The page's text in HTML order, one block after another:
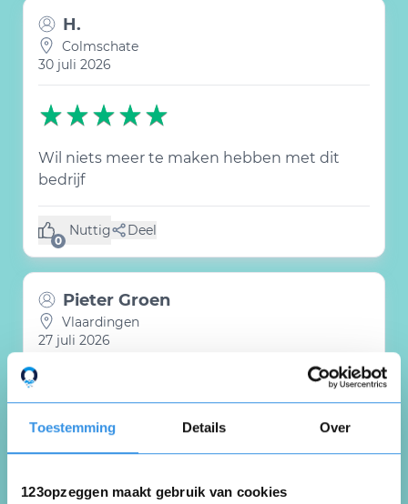
Toestemming Details Over
123opzeggen maakt gebruik van cookies
H.
Colmschate
30 juli 2026
Wil niets meer te maken hebben met dit
bedrijf
0
Nuttig
(0 like) Deel
Pieter Groen
Vlaardingen
27 juli 2026
Krijg geen aanbiedinger binnen mijn budget
en waar ik voor interresse heb